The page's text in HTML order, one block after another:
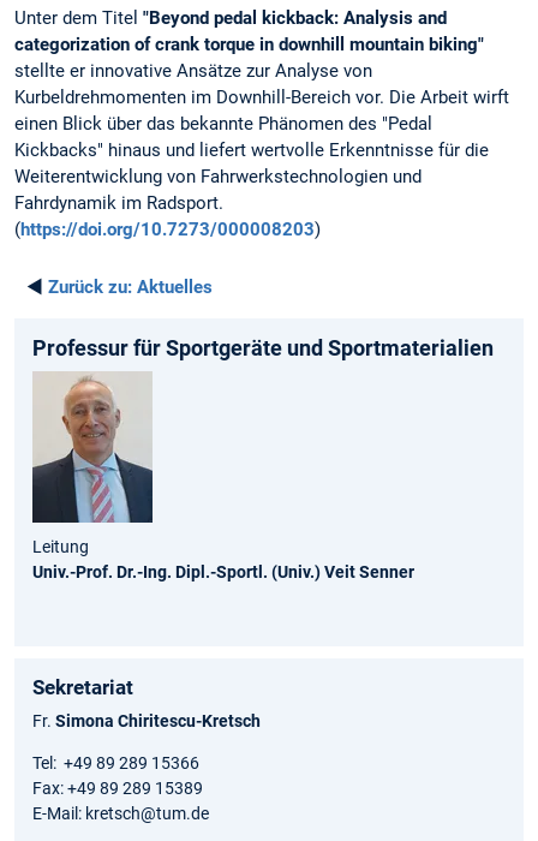
Unter dem Titel "Beyond pedal kickback: Analysis and
categorization of crank torque in downhill mountain biking"
stellte er innovative Ansätze zur Analyse von
Kurbeldrehmomenten im Downhill-Bereich vor. Die Arbeit wirft
einen Blick über das bekannte Phänomen des "Pedal
Kickbacks" hinaus und liefert wertvolle Erkenntnisse für die
Weiterentwicklung von Fahrwerkstechnologien und
Fahrdynamik im Radsport.
(https://doi.org/10.7273/000008203)
◄ Zurück zu: Aktuelles
Professur für Sportgeräte und Sportmaterialien
Leitung
Univ.-Prof. Dr.-Ing. Dipl.-Sportl. (Univ.) Veit Senner
Sekretariat
Fr. Simona Chiritescu-Kretsch
Tel: +49 89 289 15366
Fax: +49 89 289 15389
E-Mail: kretsch@tum.de